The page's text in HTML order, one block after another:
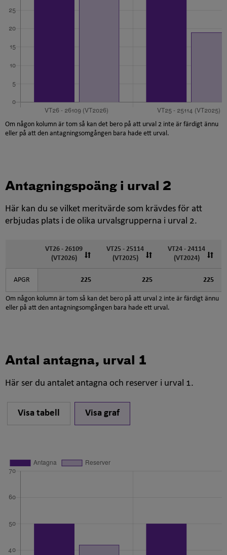
Om någon kolumn är tom så kan det bero på att urval 2 inte är färdigt ännu
eller på att den antagningsomgången bara hade ett urval.
Antagningspoäng i urval 2
Här kan du se vilket meritvärde som krävdes för att
erbjudas plats i de olika urvalsgrupperna i urval 2.
VT26 - 26109
(VT2026)
VT25 - 25114
(VT2025)
VT24 - 24114
(VT2024)
APGR 225 225 225
Om någon kolumn är tom så kan det bero på att urval 2 inte är färdigt ännu
eller på att den antagningsomgången bara hade ett urval.
Antal antagna, urval 1
Här ser du antalet antagna och reserver i urval 1.
Visa tabell Visa graf